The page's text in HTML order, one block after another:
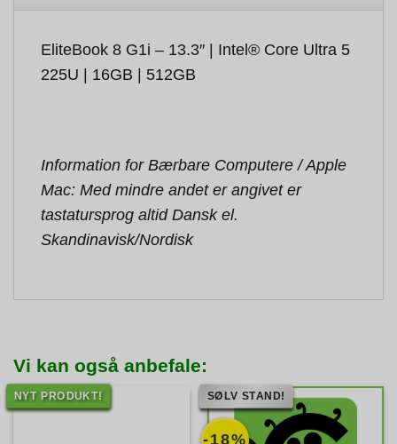
EliteBook 8 G1i – 13.3″ | Intel® Core Ultra 5
225U | 16GB | 512GB
Information for Bærbare Computere / Apple
Mac: Med mindre andet er angivet er
tastatursprog altid Dansk el.
Skandinavisk/Nordisk
Vi kan også anbefale:
NYT PRODUKT!
-18%
SØLV STAND!